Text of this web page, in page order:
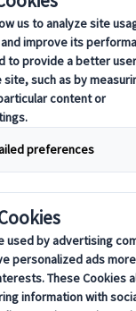
to display.
destinationer